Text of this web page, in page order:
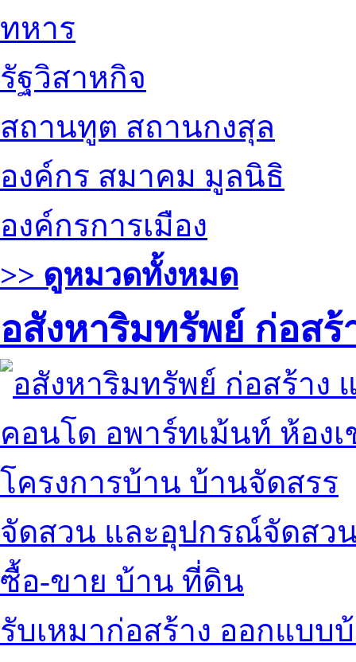
ทหาร
รัฐวิสาหกิจ
สถานทูต สถานกงสุล
องค์กร สมาคม มูลนิธิ
องค์กรการเมือง
>> ดูหมวดทั้งหมด
อสังหาริมทรัพย์ ก่อส
คอนโด อพาร์ทเม้นท์ ห้องเ
โครงการบ้าน บ้านจัดสรร
จัดสวน และอุปกรณ์จัดสว
ซื้อ-ขาย บ้าน ที่ดิน
รับเหมาก่อสร้าง ออกแบบ